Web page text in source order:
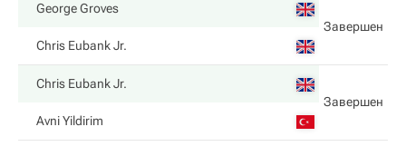
George Groves
Завершен
Chris Eubank Jr.
Chris Eubank Jr.
Завершен
Avni Yildirim